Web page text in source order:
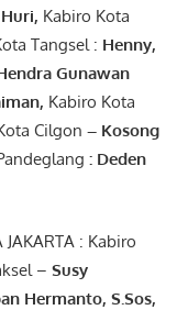
Kabiro Kota
Tangsel : Henny,
Gunawan
, Kabiro Kota
Cilgon – Kosong
: Deden
JAKARTA : Kabiro
– Susy
Hermanto, S.Sos,